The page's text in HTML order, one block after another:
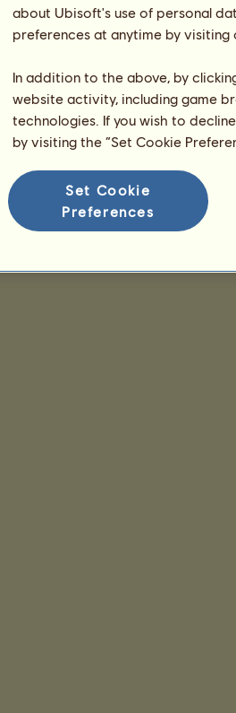
about Ubisoft's use of personal
preferences at anytime by
In addition to the above, by
website activity, including game
technologies. If you wish to
by visiting the “Set Cookie
Set Cookie
Preferences